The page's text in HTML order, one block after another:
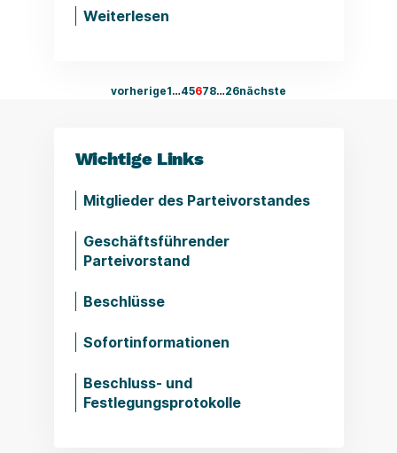
Weiterlesen
vorherige1…45678…26nächste
Wichtige Links
Mitglieder des Parteivorstandes
Geschäftsführender
Parteivorstand
Beschlüsse
Sofortinformationen
Beschluss- und
Festlegungsprotokolle